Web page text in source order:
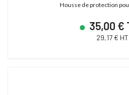
Housse de protection
35,00 €
29,17 € HT